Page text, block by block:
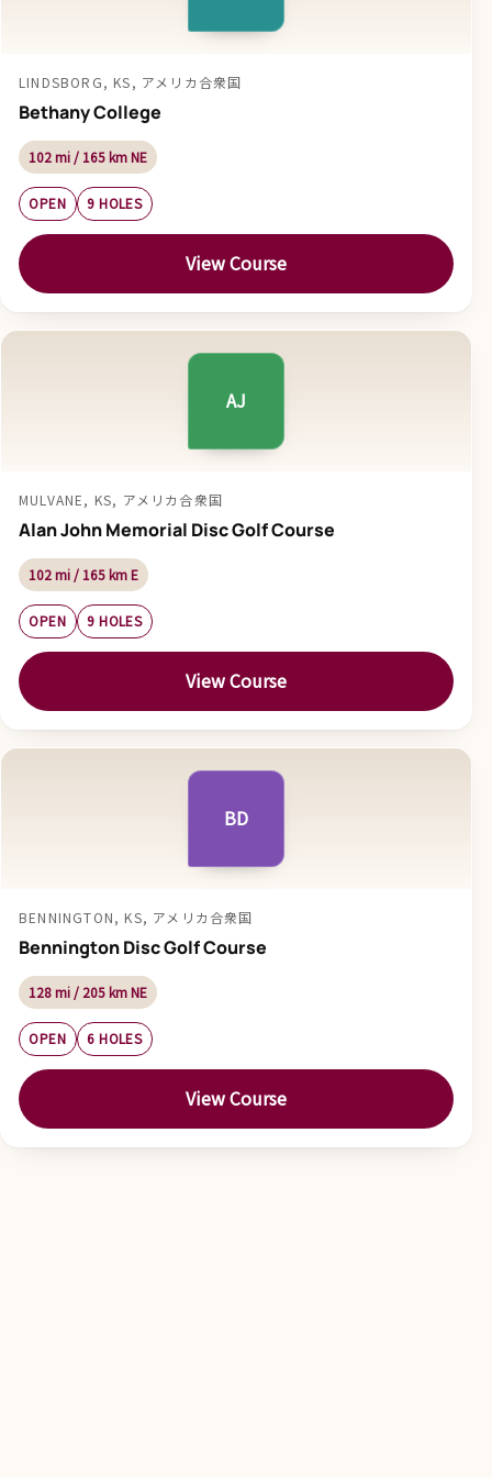
LINDSBORG, KS, アメリカ合衆国
Bethany College
102 mi / 165 km NE
OPEN 9 HOLES
View Course
AJ
MULVANE, KS, アメリカ合衆国
Alan John Memorial Disc Golf Course
102 mi / 165 km E
OPEN 9 HOLES
View Course
BD
BENNINGTON, KS, アメリカ合衆国
Bennington Disc Golf Course
128 mi / 205 km NE
OPEN 6 HOLES
View Course